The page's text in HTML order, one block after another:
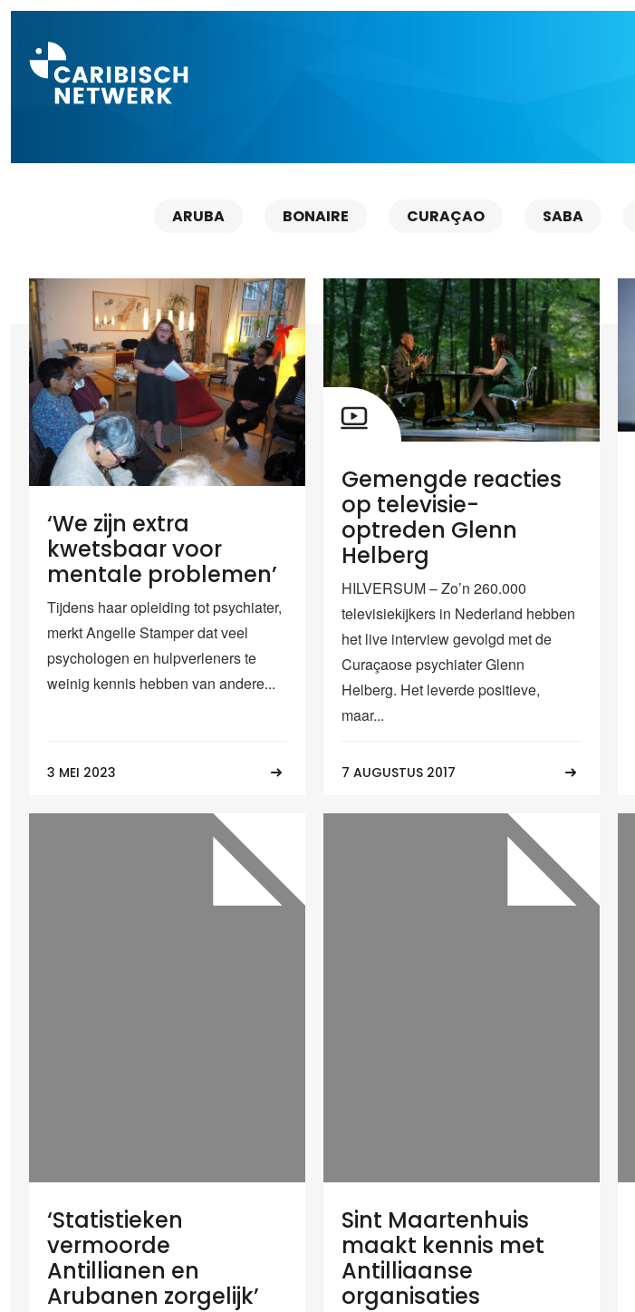
ARUBA BONAIRE CURAÇAO SABA
‘We zijn extra
kwetsbaar voor
mentale problemen’
Tijdens haar opleiding tot psychiater,
merkt Angelle Stamper dat veel
psychologen en hulpverleners te
weinig kennis hebben van andere...
3 MEI 2023
Gemengde reacties
op televisie-
optreden Glenn
Helberg
HILVERSUM – Zo’n 260.000
televisiekijkers in Nederland hebben
het live interview gevolgd met de
Curaçaose psychiater Glenn
Helberg. Het leverde positieve,
maar...
7 AUGUSTUS 2017
‘Statistieken
vermoorde
Antillianen en
Arubanen zorgelijk’
Sint Maartenhuis
maakt kennis met
Antilliaanse
organisaties